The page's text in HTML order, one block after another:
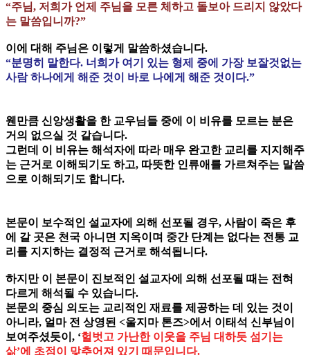
“주님, 저희가 언제 주님을 모른 체하고 돌보아 드리지 않았다
는 말씀입니까?”
이에 대해 주님은 이렇게 말씀하셨습니다.
“분명히 말한다. 너희가 여기 있는 형제 중에 가장 보잘것없는
사람 하나에게 해준 것이 바로 나에게 해준 것이다.”
웬만큼 신앙생활을 한 교우님들 중에 이 비유를 모르는 분은
거의 없으실 것 같습니다.
그런데 이 비유는 해석자에 따라 매우 완고한 교리를 지지해주
는 근거로 이해되기도 하고, 따뜻한 인류애를 가르쳐주는 말씀
으로 이해되기도 합니다.
본문이 보수적인 설교자에 의해 선포될 경우, 사람이 죽은 후
에 갈 곳은 천국 아니면 지옥이며 중간 단계는 없다는 전통 교
리를 지지하는 결정적 근거로 해석됩니다.
하지만 이 본문이 진보적인 설교자에 의해 선포될 때는 전혀
다르게 해석될 수 있습니다.
본문의 중심 의도는 교리적인 재료를 제공하는 데 있는 것이
아니라, 얼마 전 상영된 <울지마 톤즈>에서 이태석 신부님이
보여주셨듯이, ‘헐벗고 가난한 이웃을 주님 대하듯 섬기는
삶’에 초점이 맞추어져 있기 때문입니다.